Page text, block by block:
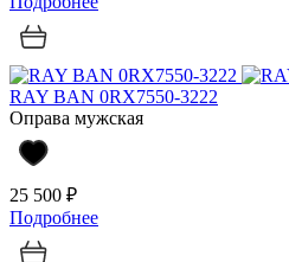
RAY BAN 0RX7550-3222
Оправа мужская
25 500 ₽
Подробнее